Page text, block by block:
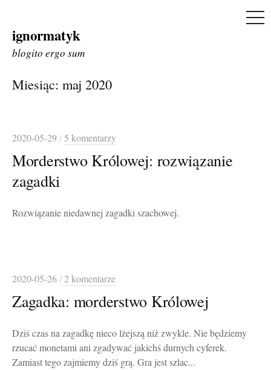
Skip
to
ignormatyk
blogito ergo sum
Miesiąc: maj 2020
2020-05-29/5 komentarzy
Morderstwo Królowej: rozwiązanie
zagadki
Rozwiązanie niedawnej zagadki szachowej.
2020-05-26/2 komentarze
Zagadka: morderstwo Królowej
Dziś czas na zagadkę nieco lżejszą niż zwykle. Nie będziemy
rzucać monetami ani zgadywać jakichś durnych cyferek.
Zamiast tego zajmiemy dziś grą. Gra jest szlac...